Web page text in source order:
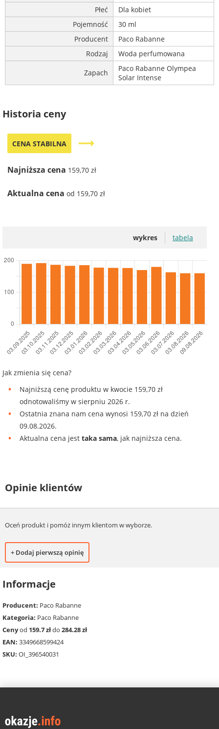
Płeć
Dla kobiet
Pojemność
30 ml
Producent
Paco Rabanne
Rodzaj
Woda perfumowana
Zapach
Paco Rabanne Olympea
Solar Intense
Historia ceny
CENA STABILNA trending_flat
Najniższa cena 159,70 zł
Aktualna cena od 159,70 zł
wykres tabela
Jak zmienia się cena?
Najniższą cenę produktu w kwocie 159,70 zł
odnotowaliśmy w sierpniu 2026 r.
Ostatnia znana nam cena wynosi 159,70 zł na dzień
09.08.2026.
Aktualna cena jest taka sama, jak najniższa cena.
Opinie klientów
Oceń produkt i pomóż innym klientom w wyborze.
+ Dodaj pierwszą opinię
Informacje
Producent: Paco Rabanne
Kategoria: Paco Rabanne
Cenyod 159.7 złdo 284.28 zł
EAN: 3349668599424
SKU: OI_396540031